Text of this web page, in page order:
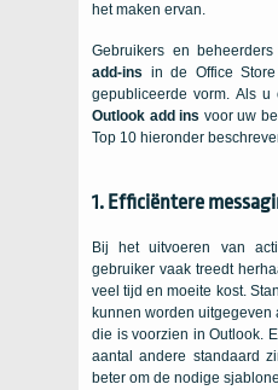
het maken ervan.
Gebruikers en
add-ins in de Office
gepubliceerde vorm. Als
Outlook add ins voor uw
Top 10 hieronder
1. Efficiëntere
Bij het uitvoeren van
gebruiker vaak treedt
veel tijd en moeite kost.
kunnen worden
die is voorzien in Outlook.
aantal andere standaard
beter om de nodige